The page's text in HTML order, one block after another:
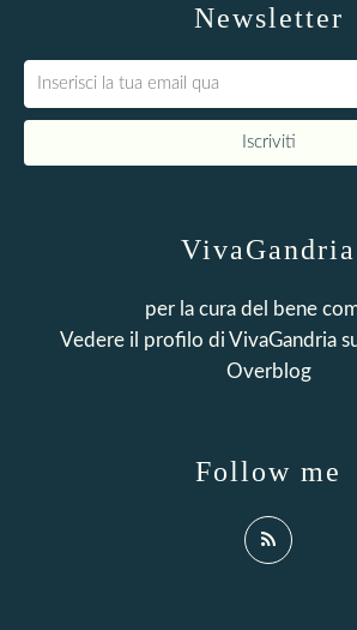
Newsletter
VivaGandria
per la cura del bene
Vedere il profilo di VivaGandria
Overblog
Follow me